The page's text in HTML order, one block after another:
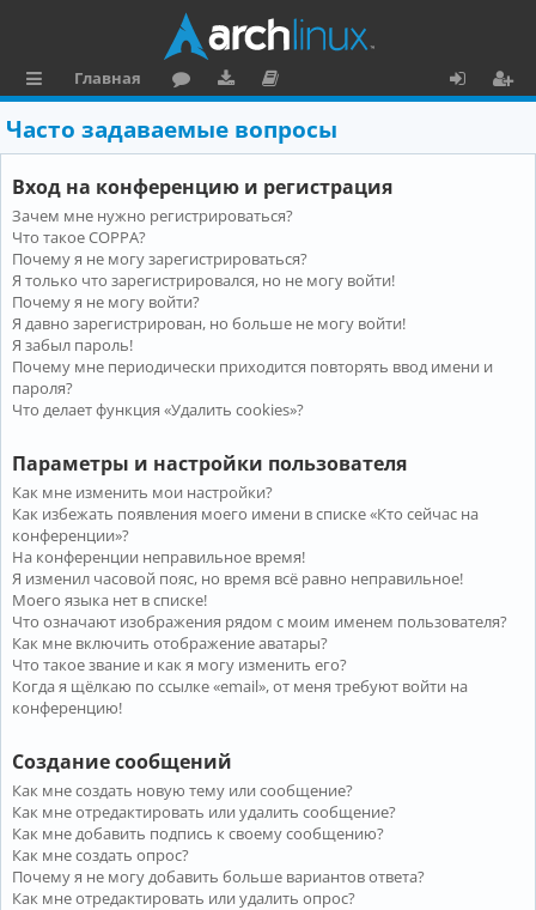
ы
л
к
и
Главная
ру
м
ру
зк
и
ку
м
е
н
та
ц
и
я
о
и
Часто задаваемые вопросы
Вход на конференцию и регистрация
Зачем мне нужно регистрироваться?
Что такое COPPA?
Почему я не могу зарегистрироваться?
Я только что зарегистрировался, но не могу войти!
Почему я не могу войти?
Я давно зарегистрирован, но больше не могу войти!
Я забыл пароль!
Почему мне периодически приходится повторять ввод имени и
пароля?
Что делает функция «Удалить cookies»?
Параметры и настройки пользователя
Как мне изменить мои настройки?
Как избежать появления моего имени в списке «Кто сейчас на
конференции»?
На конференции неправильное время!
Я изменил часовой пояс, но время всё равно неправильное!
Моего языка нет в списке!
Что означают изображения рядом с моим именем пользователя?
Как мне включить отображение аватары?
Что такое звание и как я могу изменить его?
Когда я щёлкаю по ссылке «email», от меня требуют войти на
конференцию!
Создание сообщений
Как мне создать новую тему или сообщение?
Как мне отредактировать или удалить сообщение?
Как мне добавить подпись к своему сообщению?
Как мне создать опрос?
Почему я не могу добавить больше вариантов ответа?
Как мне отредактировать или удалить опрос?